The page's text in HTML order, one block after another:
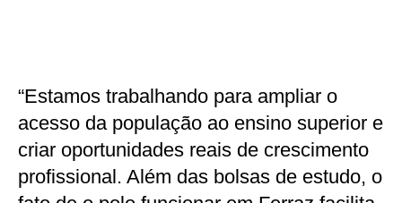
“Estamos trabalhando para ampliar o
acesso da população ao ensino superior e
criar oportunidades reais de crescimento
profissional. Além das bolsas de estudo, o